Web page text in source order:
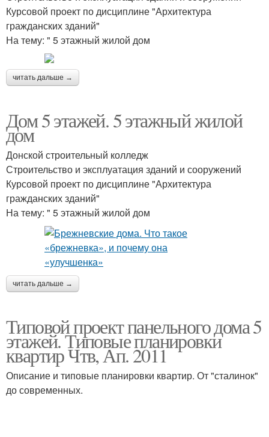
Курсовой проект по дисциплине "Архитектура
гражданских зданий"
На тему: " 5 этажный жилой дом
читать дальше →
Дом 5 этажей. 5 этажный жилой
дом
Донской строительный колледж
Строительство и эксплуатация зданий и сооружений
Курсовой проект по дисциплине "Архитектура
гражданских зданий"
На тему: " 5 этажный жилой дом
читать дальше →
Типовой проект панельного дома 5
этажей. Типовые планировки
квартир Чтв, Ап. 2011
Описание и типовые планировки квартир. От "сталинок"
до современных.